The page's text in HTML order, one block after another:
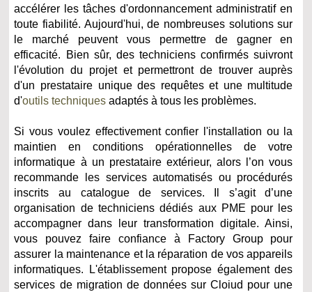
accélérer les tâches d'ordonnancement administratif en
toute fiabilité. Aujourd'hui, de nombreuses solutions sur
le marché peuvent vous permettre de gagner en
efficacité. Bien sûr, des techniciens confirmés suivront
l'évolution du projet et permettront de trouver auprès
d'un prestataire unique des requêtes et une multitude
d'outils techniques adaptés à tous les problèmes.
Si vous voulez effectivement confier l'installation ou la
maintien en conditions opérationnelles de votre
informatique à un prestataire extérieur, alors l’on vous
recommande les services automatisés ou procédurés
inscrits au catalogue de services. Il s’agit d’une
organisation de techniciens dédiés aux PME pour les
accompagner dans leur transformation digitale. Ainsi,
vous pouvez faire confiance à Factory Group pour
assurer la maintenance et la réparation de vos appareils
informatiques. L'établissement propose également des
services de migration de données sur Cloiud pour une